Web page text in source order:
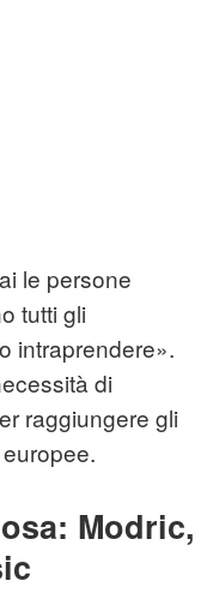
le persone
tutti gli
intraprendere».
di
raggiungere gli
Modric,